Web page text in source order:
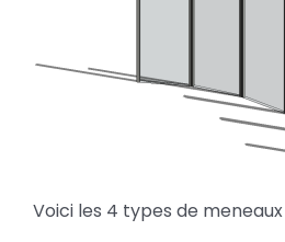
Voici les 4 types de